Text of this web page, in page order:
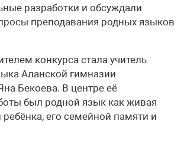
разработки и обсуждали
преподавания родных языков
конкурса стала учитель
Аланской гимназии
Бекоева. В центре её
был родной язык как живая
ребёнка, его семейной памяти и